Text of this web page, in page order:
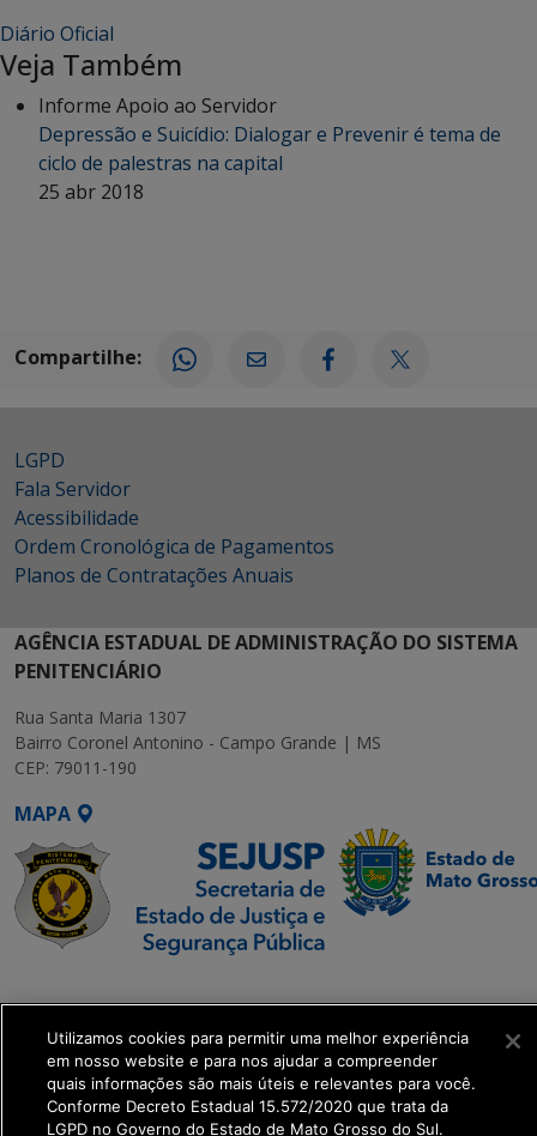
Diário Oficial
Veja Também
Informe Apoio ao Servidor
Depressão e Suicídio: Dialogar e Prevenir é tema de
ciclo de palestras na capital
25 abr 2018
Compartilhe:
LGPD
Fala Servidor
Acessibilidade
Ordem Cronológica de Pagamentos
Planos de Contratações Anuais
AGÊNCIA ESTADUAL DE ADMINISTRAÇÃO DO SISTEMA
PENITENCIÁRIO
Rua Santa Maria 1307
Bairro Coronel Antonino - Campo Grande | MS
CEP: 79011-190
MAPA
Executiva de
Transformação Digital
get_footer();
Utilizamos cookies para permitir uma melhor experiência
em nosso website e para nos ajudar a compreender
quais informações são mais úteis e relevantes para você.
Conforme Decreto Estadual 15.572/2020 que trata da
LGPD no Governo do Estado de Mato Grosso do Sul.